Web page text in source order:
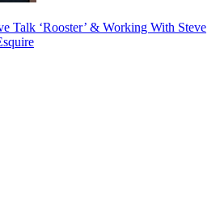
Talk ‘Rooster’ & Working With Steve